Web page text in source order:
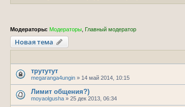
Модераторы: Модераторы Главный модератор
Новая тема
трутутут
megaranga4ungin » 14 май 2014, 10:15
Лимит общения?)
moyaolgusha » 25 дек 2013, 06:34